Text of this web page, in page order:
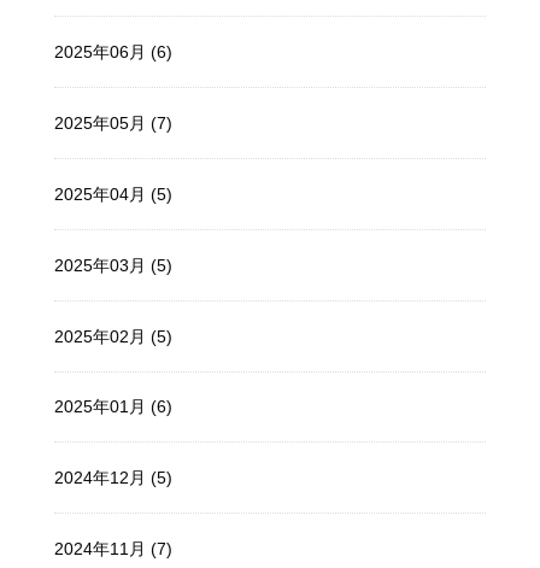
2025年06月 (6)
2025年05月 (7)
2025年04月 (5)
2025年03月 (5)
2025年02月 (5)
2025年01月 (6)
2024年12月 (5)
2024年11月 (7)